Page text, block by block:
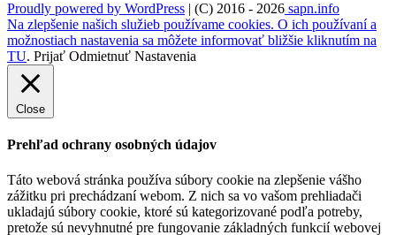
Proudly powered by WordPress | (C) 2016 - 2026 sapn.info
Na zlepšenie našich služieb používame cookies. O ich používaní a
možnostiach nastavenia sa môžete informovať bližšie kliknutím na
TU. Prijať Odmietnuť Nastavenia
Close
Prehľad ochrany osobných údajov
Táto webová stránka používa súbory cookie na zlepšenie vášho
zážitku pri prechádzaní webom. Z nich sa vo vašom prehliadači
ukladajú súbory cookie, ktoré sú kategorizované podľa potreby,
pretože sú nevyhnutné pre fungovanie základných funkcií webovej